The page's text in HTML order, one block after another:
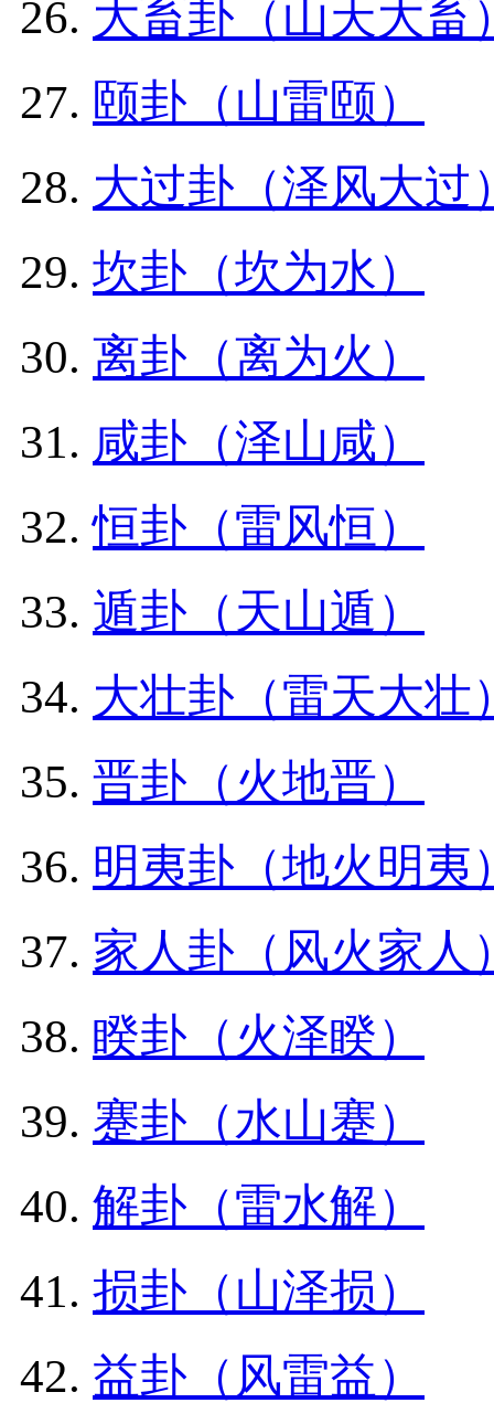
大畜卦（山天大畜
颐卦（山雷颐）
大过卦（泽风大过
坎卦（坎为水）
离卦（离为火）
咸卦（泽山咸）
恒卦（雷风恒）
遁卦（天山遁）
大壮卦（雷天大壮
晋卦（火地晋）
明夷卦（地火明夷
家人卦（风火家人
睽卦（火泽睽）
蹇卦（水山蹇）
解卦（雷水解）
损卦（山泽损）
益卦（风雷益）